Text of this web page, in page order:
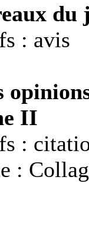
du
: avis
II
:
: